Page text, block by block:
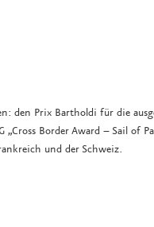
den Prix Bartholdi für die
Border Award – Sail of
und der Schweiz.